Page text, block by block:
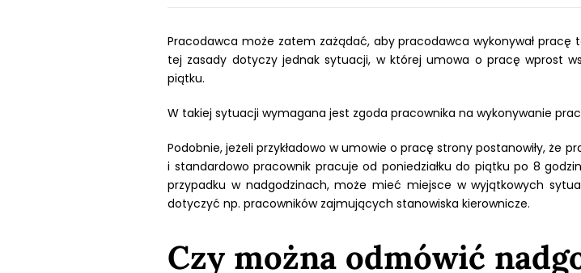
Pracodawca może zatem zażądać, aby pracodawca wykonywał
tej zasady dotyczy jednak sytuacji, w której umowa o pracę wprost
piątku.
W takiej sytuacji wymagana jest zgoda pracownika na wykonywanie
Podobnie, jeżeli przykładowo w umowie o pracę strony postanowiły, że
i standardowo pracownik pracuje od poniedziałku do piątku po 8
przypadku w nadgodzinach, może mieć miejsce w wyjątkowych
dotyczyć np. pracowników zajmujących stanowiska kierownicze.
Czy można odmówić